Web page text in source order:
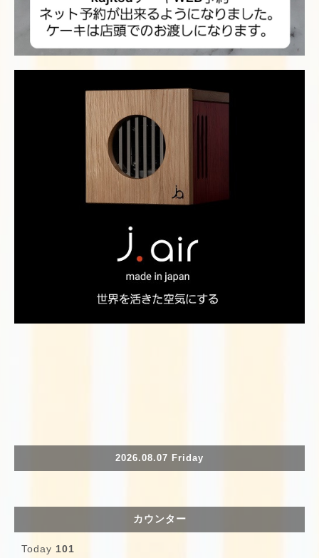
2026.08.07 Friday
カウンター
Today 101